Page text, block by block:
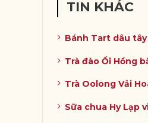
TIN KHÁC
Bánh Tart dâu
Trà đào Ổi Hồng
Trà Oolong Vải
Sữa chua Hy Lạp